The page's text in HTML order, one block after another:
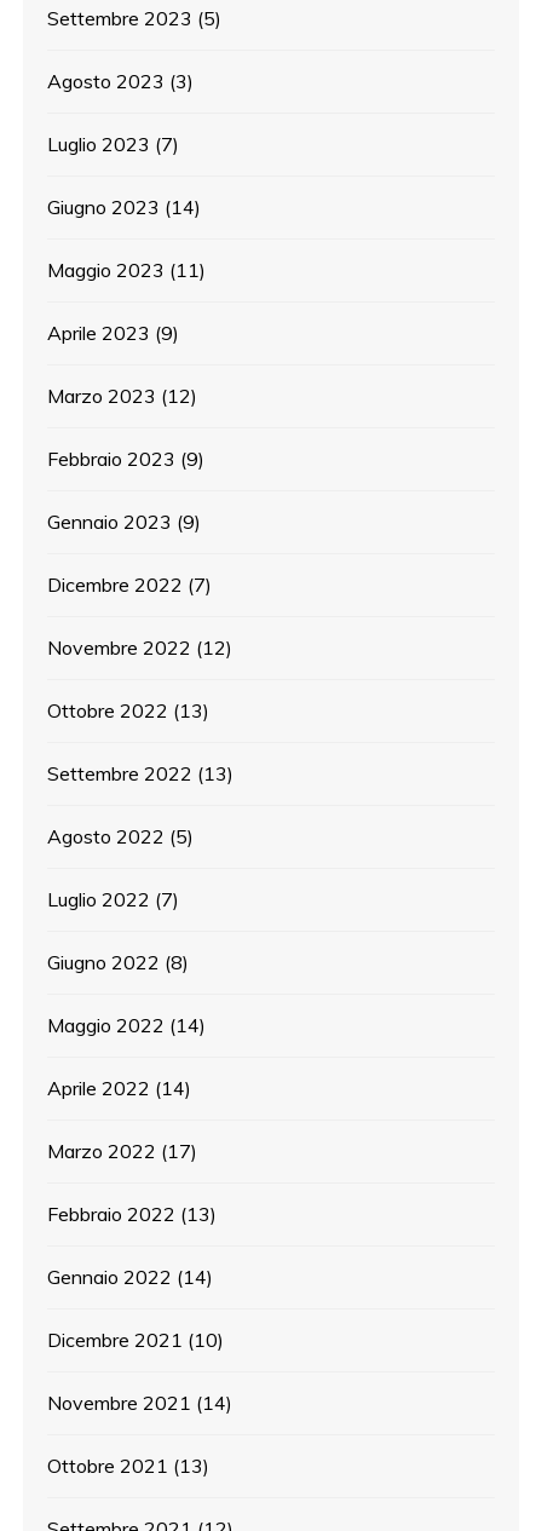
Settembre 2023 (5)
Agosto 2023 (3)
Luglio 2023 (7)
Giugno 2023 (14)
Maggio 2023 (11)
Aprile 2023 (9)
Marzo 2023 (12)
Febbraio 2023 (9)
Gennaio 2023 (9)
Dicembre 2022 (7)
Novembre 2022 (12)
Ottobre 2022 (13)
Settembre 2022 (13)
Agosto 2022 (5)
Luglio 2022 (7)
Giugno 2022 (8)
Maggio 2022 (14)
Aprile 2022 (14)
Marzo 2022 (17)
Febbraio 2022 (13)
Gennaio 2022 (14)
Dicembre 2021 (10)
Novembre 2021 (14)
Ottobre 2021 (13)